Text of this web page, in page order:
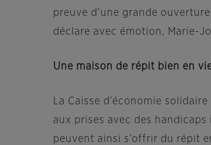
preuve d’une grande
déclare avec émotion, Marie-
Une maison de répit bien en
La Caisse d’économie
aux prises avec des
peuvent ainsi s’offrir du répit